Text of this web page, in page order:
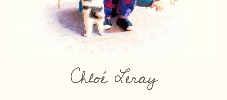
Chloé Leray